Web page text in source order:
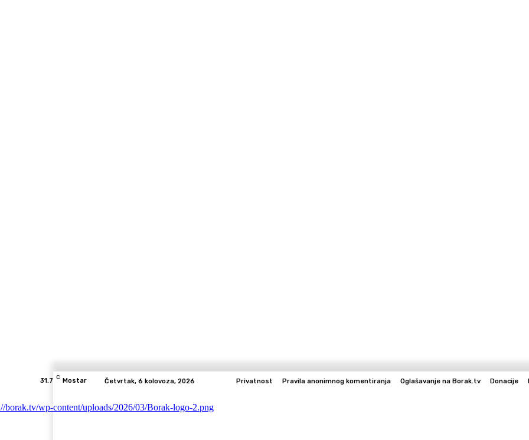
31.7 C Mostar Četvrtak, 6 kolovoza, 2026 Privatnost Pravila anonimnog komentiranja Oglašavanje na Borak.tv Donacije